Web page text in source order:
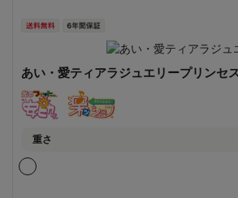
あい・愛ティアラジュエリープリンセ
重さ